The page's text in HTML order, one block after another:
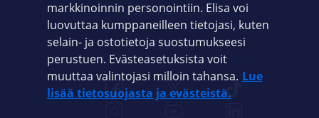
ASIAKASPALVELU
ELISA.FI
markkinoinnin personointiin. Elisa voi
luovuttaa kumppaneilleen tietojasi, kuten
selain- ja ostotietoja suostumukseesi
perustuen. Evästeasetuksista voit
muuttaa valintojasi milloin tahansa. Lue
lisää tietosuojasta ja evästeistä.